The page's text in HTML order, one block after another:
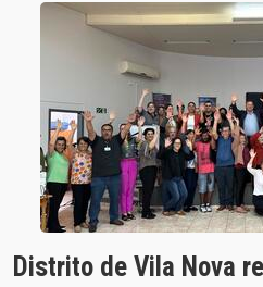
Distrito de Vila Nova